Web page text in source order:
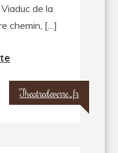
à
ne
de la
chemin, […]
Theatredeverre_fr